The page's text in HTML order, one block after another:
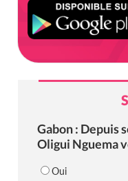
Gabon : Depuis
Oligui Nguema
Oui